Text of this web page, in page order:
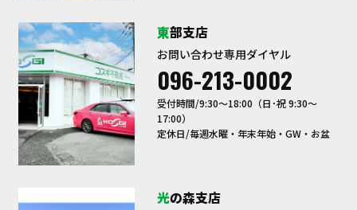
東部支店
お問い合わせ専用ダイヤル
096-213-0002
受付時間/9:30〜18:00（日･祝 9:30～
17:00）
定休日/毎週水曜・年末年始・GW・お盆
光の森支店